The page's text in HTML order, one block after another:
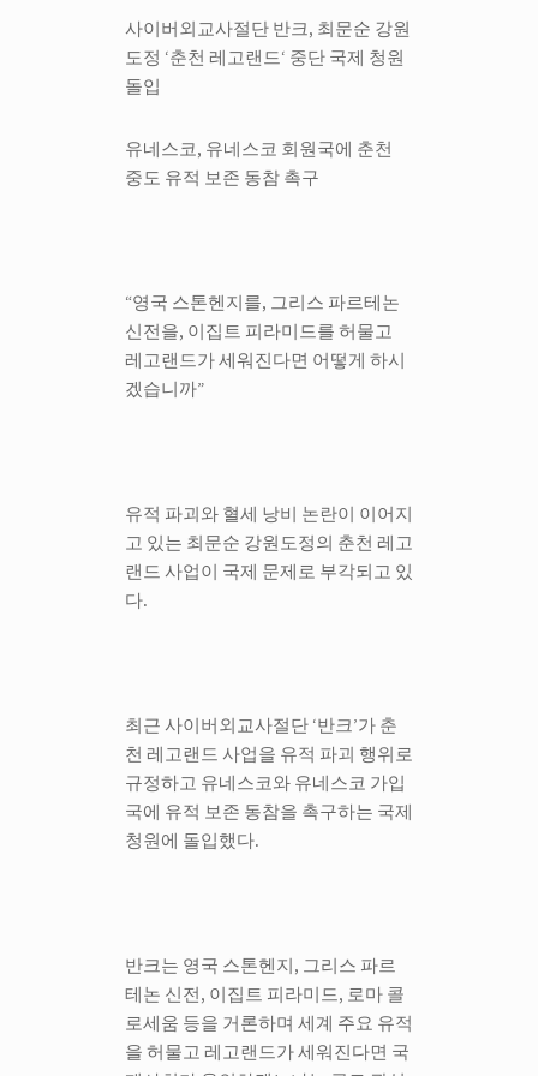
사이버외교사절단 반크, 최문순 강원
도정 ‘춘천 레고랜드‘ 중단 국제 청원
돌입
유네스코, 유네스코 회원국에 춘천
중도 유적 보존 동참 촉구
“영국 스톤헨지를, 그리스 파르테논
신전을, 이집트 피라미드를 허물고
레고랜드가 세워진다면 어떻게 하시
겠습니까”
유적 파괴와 혈세 낭비 논란이 이어지
고 있는 최문순 강원도정의 춘천 레고
랜드 사업이 국제 문제로 부각되고 있
다.
최근 사이버외교사절단 ‘반크’가 춘
천 레고랜드 사업을 유적 파괴 행위로
규정하고 유네스코와 유네스코 가입
국에 유적 보존 동참을 촉구하는 국제
청원에 돌입했다.
반크는 영국 스톤헨지, 그리스 파르
테논 신전, 이집트 피라미드, 로마 콜
로세움 등을 거론하며 세계 주요 유적
을 허물고 레고랜드가 세워진다면 국